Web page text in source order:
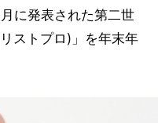
に発表された第二世
ストプロ)」を年末年